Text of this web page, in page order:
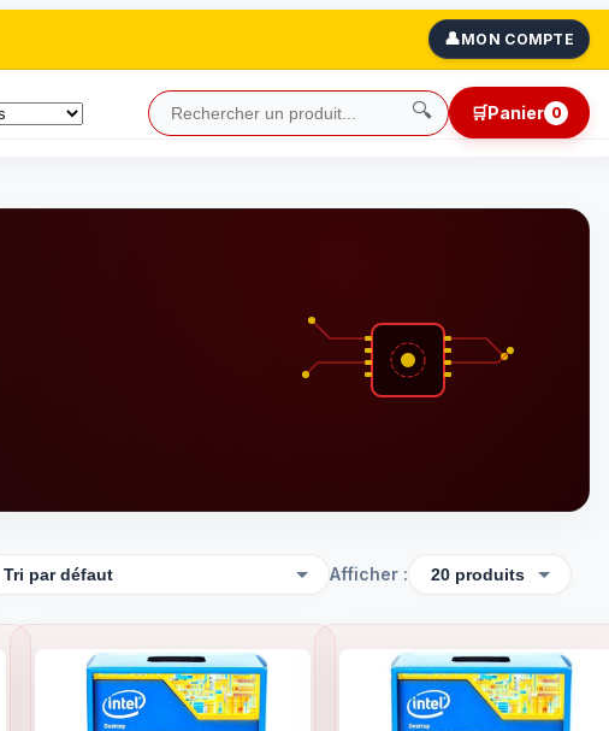
👤MON COMPTE
🔍 🛒Panier 0
Afficher :